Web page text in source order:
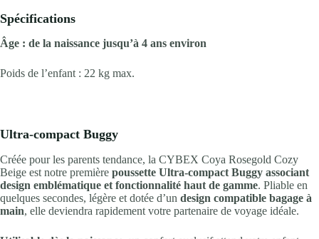
Spécifications
Âge : de la naissance jusqu’à 4 ans environ
Poids de l’enfant : 22 kg max.
Ultra-compact Buggy
Créée pour les parents tendance, la CYBEX Coya Rosegold Cozy
Beige est notre première poussette Ultra-compact Buggy associant
design emblématique et fonctionnalité haut de gamme. Pliable en
quelques secondes, légère et dotée d’un design compatible bagage à
main, elle deviendra rapidement votre partenaire de voyage idéale.